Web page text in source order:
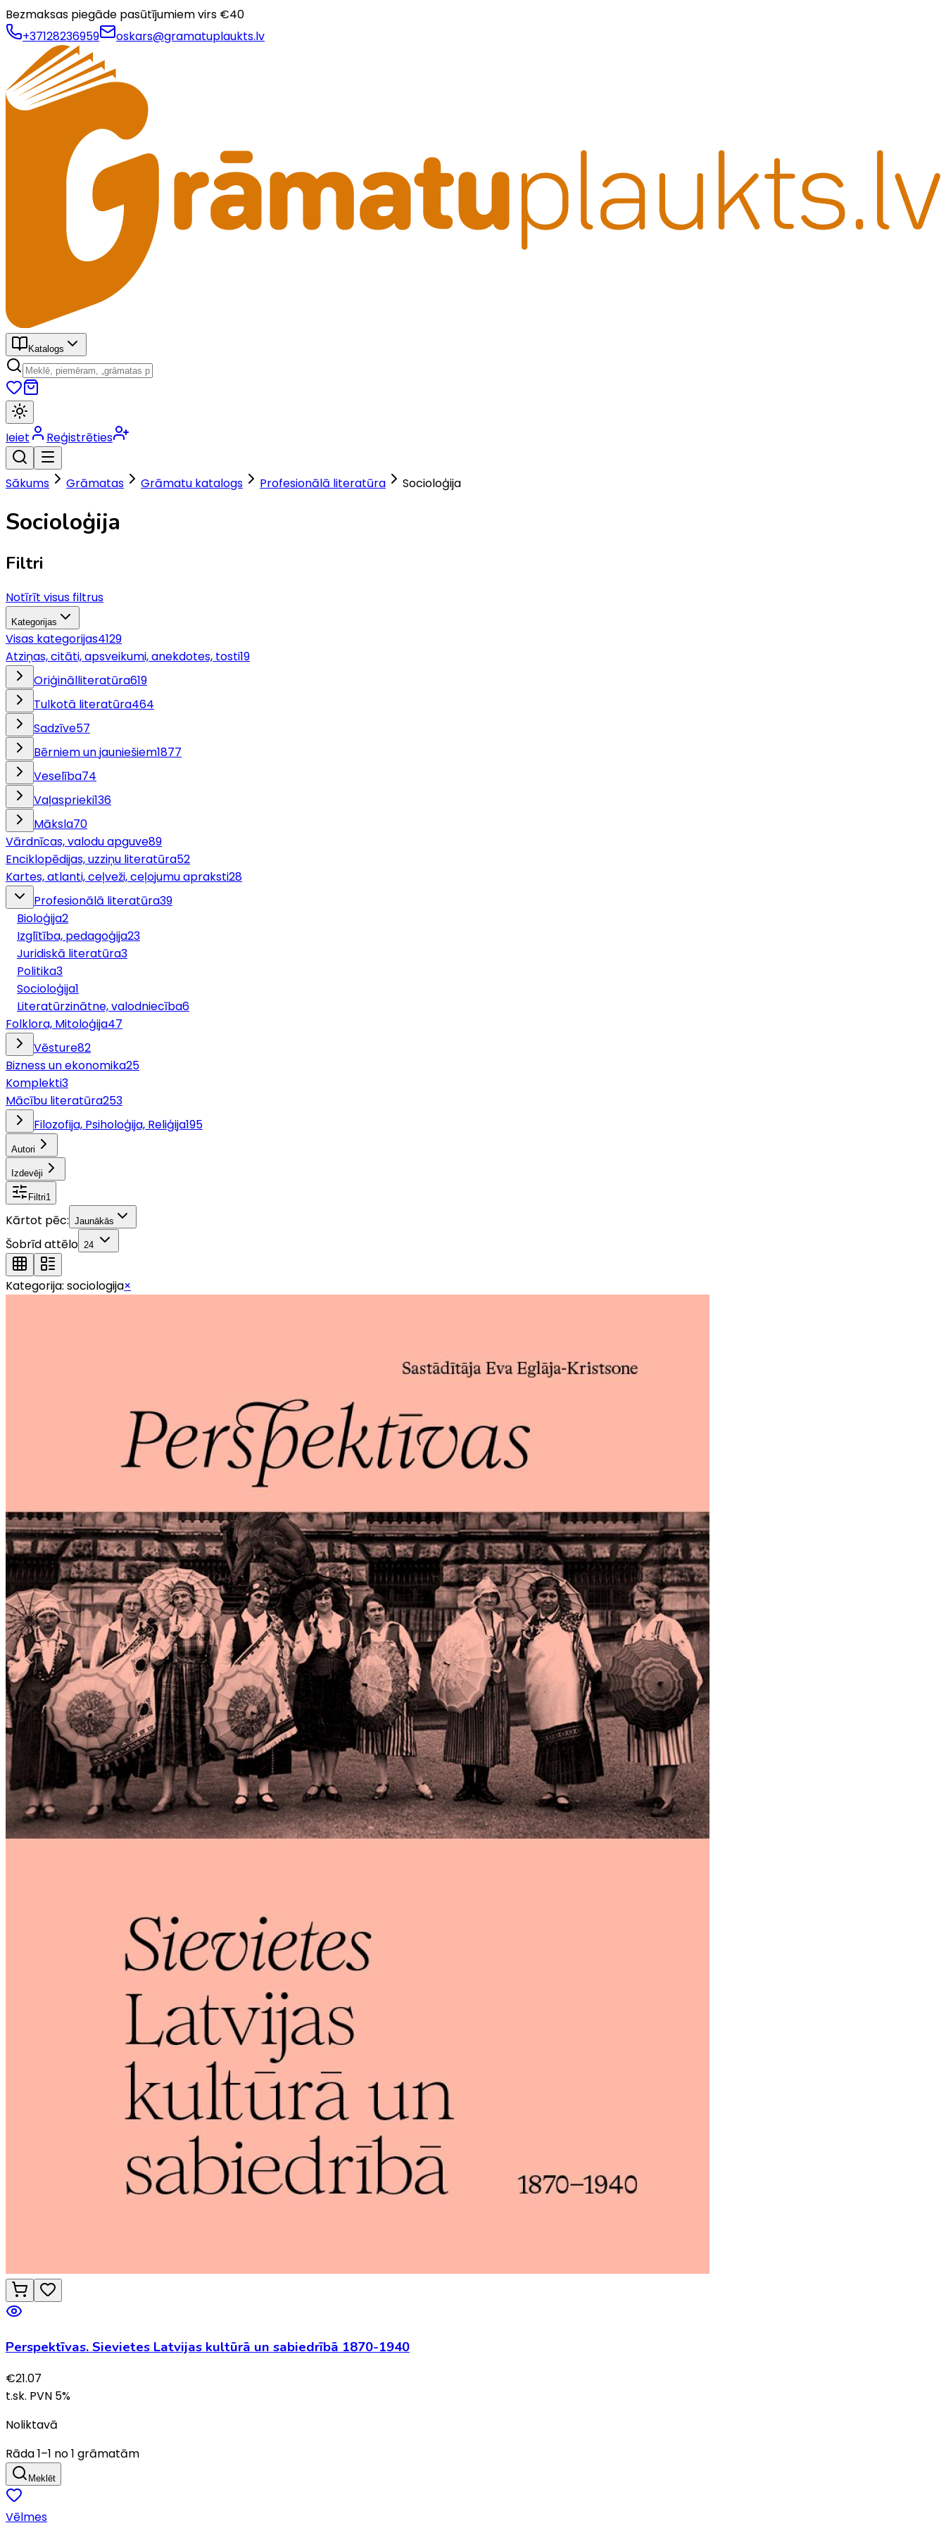
Bezmaksas piegāde pasūtījumiem virs €40
+37128236959
oskars@gramatuplaukts.lv
Katalogs
Ieiet Reģistrēties
Sākums Grāmatas Grāmatu katalogs Profesionālā literatūra Socioloģija
Socioloģija
Filtri
Notīrīt visus filtrus
Kategorijas
Visas kategorijas4129
Atziņas, citāti, apsveikumi, anekdotes, tosti19
Oriģinālliteratūra619
Tulkotā literatūra464
Sadzīve57
Bērniem un jauniešiem1877
Veselība74
Vaļasprieki136
Māksla70
Vārdnīcas, valodu apguve89
Enciklopēdijas, uzziņu literatūra52
Kartes, atlanti, ceļveži, ceļojumu apraksti28
Profesionālā literatūra39
Bioloģija2
Izglītība, pedagoģija23
Juridiskā literatūra3
Politika3
Socioloģija1
Literatūrzinātne, valodniecība6
Folklora, Mitoloģija47
Vēsture82
Bizness un ekonomika25
Komplekti3
Mācību literatūra253
Filozofija, Psiholoģija, Reliģija195
Autori
Izdevēji
Filtri1
Kārtot pēc: Jaunākās
Šobrīd attēlo 24
Kategorija: sociologija×
Perspektīvas. Sievietes Latvijas kultūrā un sabiedrībā 1870-1940
€21.07
t.sk. PVN 5%
Noliktavā
Rāda1–1 no1 grāmatām
Meklēt
Vēlmes